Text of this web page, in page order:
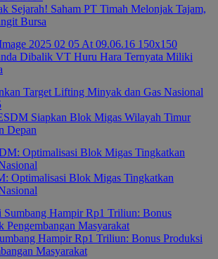
Sejarah! Saham PT Timah Melonjak Tajam,
Bursa
Dibalik VT Huru Hara Ternyata Miliki
Siapkan Blok Migas Wilayah Timur
Depan
Optimalisasi Blok Migas Tingkatkan
Hampir Rp1 Triliun: Bonus Produksi
Masyarakat